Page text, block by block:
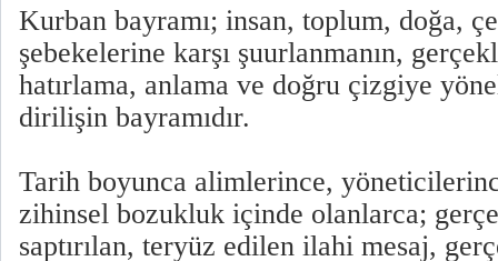
Kurban bayramı; insan, toplum, doğa,
şebekelerine karşı şuurlanmanın,
hatırlama, anlama ve doğru çizgiye
dirilişin bayramıdır.
Tarih boyunca alimlerince,
zihinsel bozukluk içinde olanlarca;
saptırılan, teryüz edilen ilahi mesaj,